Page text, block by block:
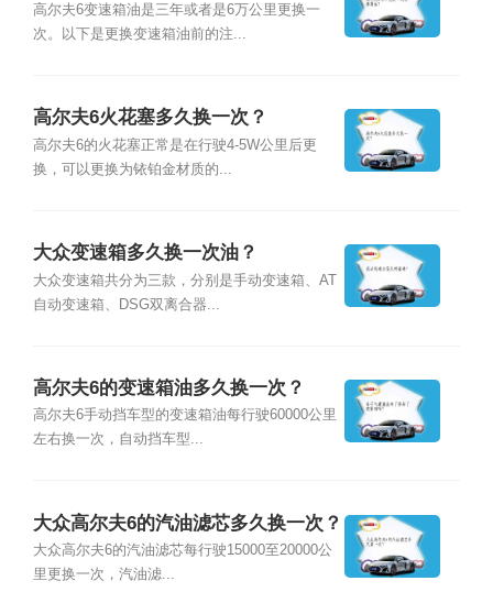
高尔夫6变速箱油是三年或者是6万公里更换一
次。以下是更换变速箱油前的注...
高尔夫6火花塞多久换一次？
高尔夫6的火花塞正常是在行驶4-5W公里后更
换，可以更换为铱铂金材质的...
大众变速箱多久换一次油？
大众变速箱共分为三款，分别是手动变速箱、AT
自动变速箱、DSG双离合器...
高尔夫6的变速箱油多久换一次？
高尔夫6手动挡车型的变速箱油每行驶60000公里
左右换一次，自动挡车型...
大众高尔夫6的汽油滤芯多久换一次？
大众高尔夫6的汽油滤芯每行驶15000至20000公
里更换一次，汽油滤...